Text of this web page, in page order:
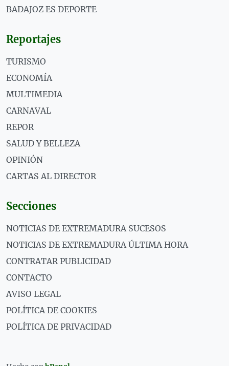
BADAJOZ ES DEPORTE
Reportajes
TURISMO
ECONOMÍA
MULTIMEDIA
CARNAVAL
REPOR
SALUD Y BELLEZA
OPINIÓN
CARTAS AL DIRECTOR
Secciones
NOTICIAS DE EXTREMADURA SUCESOS
NOTICIAS DE EXTREMADURA ÚLTIMA HORA
CONTRATAR PUBLICIDAD
CONTACTO
AVISO LEGAL
POLÍTICA DE COOKIES
POLÍTICA DE PRIVACIDAD